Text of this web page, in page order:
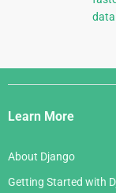
data
Django
Links
Learn More
About Django
Getting Started with